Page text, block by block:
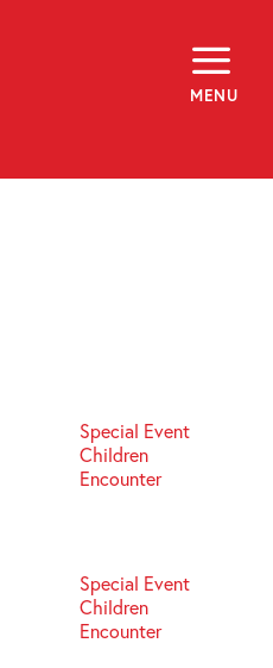
MENU
Special Event
Children
Encounter
Special Event
Children
Encounter